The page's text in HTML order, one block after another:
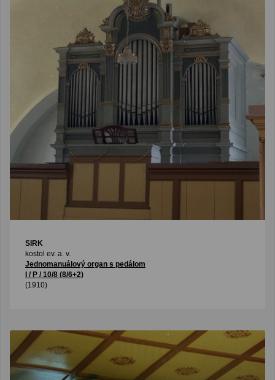
SIRK
kostol ev. a. v.
Jednomanuálový organ s pedálom
I / P / 10/8 (8/6+2)
(1910)